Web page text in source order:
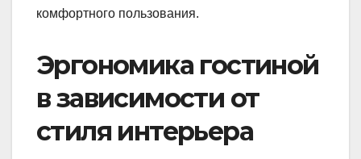
комфортного пользования.
Эргономика гостиной
в зависимости от
стиля интерьера